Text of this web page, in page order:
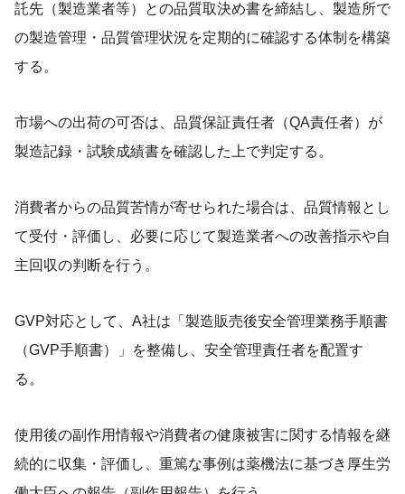
託先（製造業者等）との品質取決め書を締結し、製造所で
の製造管理・品質管理状況を定期的に確認する体制を構築
する。
市場への出荷の可否は、品質保証責任者（QA責任者）が
製造記録・試験成績書を確認した上で判定する。
消費者からの品質苦情が寄せられた場合は、品質情報とし
て受付・評価し、必要に応じて製造業者への改善指示や自
主回収の判断を行う。
GVP対応として、A社は「製造販売後安全管理業務手順書
（GVP手順書）」を整備し、安全管理責任者を配置す
る。
使用後の副作用情報や消費者の健康被害に関する情報を継
続的に収集・評価し、重篤な事例は薬機法に基づき厚生労